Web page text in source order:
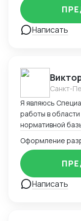
Написать
Санкт-
Я являюсь
работы в
нормативной
позволяют мне
подтверждению
установленным
техническую
вопросам
Написать